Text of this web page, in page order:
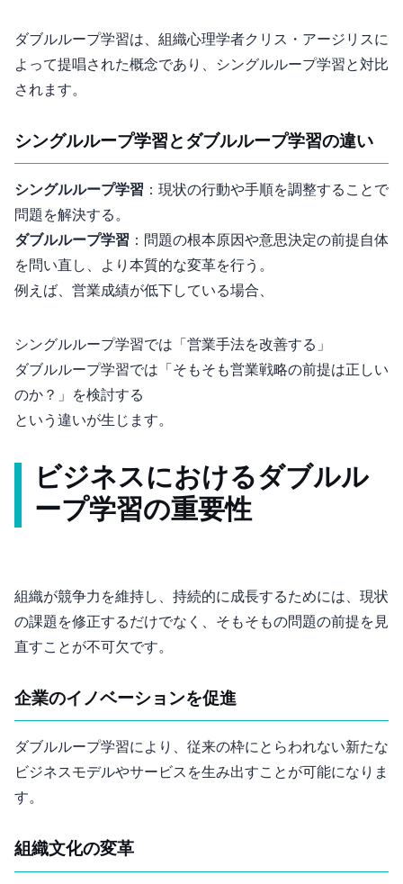
ダブルループ学習は、組織心理学者クリス・アージリスに
よって提唱された概念であり、シングルループ学習と対比
されます。
シングルループ学習とダブルループ学習の違い
シングルループ学習 ：現状の行動や手順を調整することで
問題を解決する。
ダブルループ学習 ：問題の根本原因や意思決定の前提自体
を問い直し、より本質的な変革を行う。
例えば、営業成績が低下している場合、
シングルループ学習では「営業手法を改善する」
ダブルループ学習では「そもそも営業戦略の前提は正しい
のか？」を検討する
という違いが生じます。
ビジネスにおけるダブルル
ープ学習の重要性
組織が競争力を維持し、持続的に成長するためには、現状
の課題を修正するだけでなく、そもそもの問題の前提を見
直すことが不可欠です。
企業のイノベーションを促進
ダブルループ学習により、従来の枠にとらわれない新たな
ビジネスモデルやサービスを生み出すことが可能になりま
す。
組織文化の変革